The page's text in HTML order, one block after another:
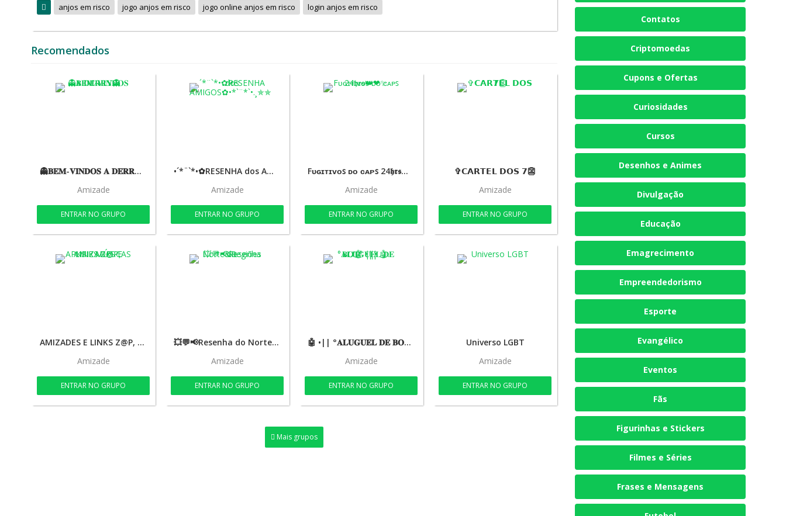
anjos em risco
jogo anjos em risco jogo online anjos em risco login anjos em risco
Recomendados
👻𝐁𝐄𝐌-𝐕𝐈𝐍𝐃𝐎𝐒 𝐀 𝐃𝐄𝐑𝐑𝐘👻
Amizade
ENTRAR NO GRUPO
•´*¨`*•✿RESENHA dos AMIGOS✿•*`¨*`•.¸✯✯
Amizade
ENTRAR NO GRUPO
Fᴜɢɪᴛɪᴠᴏꜱ ᴅᴏ ᴄᴀᴘꜱ 24𝖍𝖗𝖘👑❤✨
Amizade
ENTRAR NO GRUPO
✞𝗖𝗔𝗥𝗧𝗘𝗟 𝗗𝗢𝗦 𝟳👺
Amizade
ENTRAR NO GRUPO
AMIZADES E LINKS Z@P, APKS E MÚSICAS
Amizade
ENTRAR NO GRUPO
💥💬📢Resenha do Norte&Regiões
Amizade
ENTRAR NO GRUPO
🤖 •|| °𝐀𝐋𝐔𝐆𝐔𝐄𝐋 𝐃𝐄 𝐁𝐎𝐓° ||• 🤖.
Amizade
ENTRAR NO GRUPO
Universo LGBT
Amizade
ENTRAR NO GRUPO
Mais grupos
Contatos
Criptomoedas
Cupons e Ofertas
Curiosidades
Cursos
Desenhos e Animes
Divulgação
Educação
Emagrecimento
Empreendedorismo
Esporte
Evangélico
Eventos
Fãs
Figurinhas e Stickers
Filmes e Séries
Frases e Mensagens